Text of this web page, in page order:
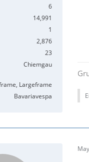
6
14,991
1
2,876
23
Chiemgau
Largeframe
Bavariavespa